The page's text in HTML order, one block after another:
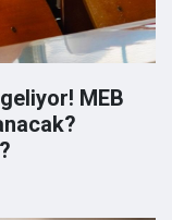
MEB